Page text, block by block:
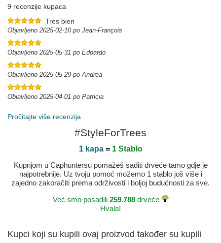
9 recenzije kupaca
Très bien
Objavljeno 2025-02-10 po Jean-François
Objavljeno 2025-05-31 po Edoardo
Objavljeno 2025-05-29 po Andrea
Objavljeno 2025-04-01 po Patricia
Pročitajte više recenzija
#StyleForTrees
1 kapa= 1 Stablo
Kupnjom u Caphuntersu pomažeš saditi drveće tamo gdje je
najpotrebnije. Uz tvoju pomoć možemo 1 stablo još više i
zajedno zakoračiti prema održivosti i boljoj budućnosti za sve.
Već smo posadili 259.788drveće
Hvala!
Kupci koji su kupili ovaj proizvod također su kupili